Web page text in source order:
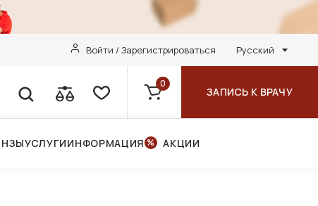
Войти / Зарегистрироваться Русский
0
ЗАПИСЬ К ВРАЧУ
УСЛУГИИНФОРМАЦИЯ АКЦИИ